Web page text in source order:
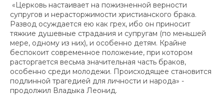
«Церковь настаивает на пожизненной верности
супругов и нерасторжимости христианского брака.
Развод осуждается ею как грех, ибо он приносит
тяжкие душевные страдания и супругам (по меньшей
мере, одному из них), и особенно детям. Крайне
беспокоит современное положение, при котором
расторгается весьма значительная часть браков,
особенно среди молодежи. Происходящее становится
подлинной трагедией для личности и народа» -
продолжил Владыка Леонид.